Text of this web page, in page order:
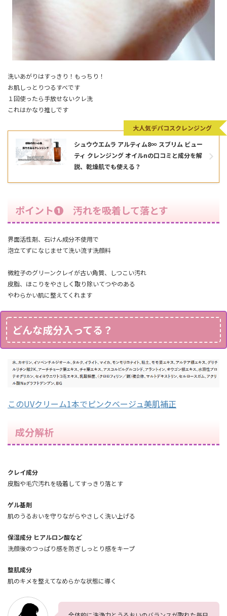
洗いあがりはすっきり！もっちり！
お肌しっとりつるすべです
１回使ったら手放せないクレ洗
これはかなり推しです
シュウウエムラ アルティム8∞ スブリム ビュー
ティ クレンジング オイルnの口コミと成分を解
説、乾燥肌でも使える？
大人気デパコスクレンジング
ポイント❶ 汚れを吸着して落とす
界面活性剤、石けん成分不使用で
泡立てずになじませて洗い流す洗顔料
微粒子のグリーンクレイが古い角質、しつこい汚れ
皮脂、ほこりをやさしく取り除いてつやのある
やわらかい肌に整えてくれます
どんな成分入ってる？
このUVクリーム1本でピンクベージュ美肌補正
成分解析
クレイ成分
皮脂や毛穴汚れを吸着してすっきり落とす
ゲル基剤
肌のうるおいを守りながらやさしく洗い上げる
保湿成分 ヒアルロン酸など
洗顔後のつっぱり感を防ぎしっとり感をキープ
整肌成分
肌のキメを整えてなめらかな状態に導く